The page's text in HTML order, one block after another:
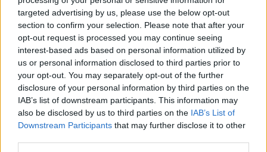
targeted advertising by us, please use the below opt-out
section to confirm your selection. Please note that after your
opt-out request is processed you may continue seeing
interest-based ads based on personal information utilized by
us or personal information disclosed to third parties prior to
your opt-out. You may separately opt-out of the further
disclosure of your personal information by third parties on the
IAB’s list of downstream participants. This information may
also be disclosed by us to third parties on the IAB’s List of
Downstream Participants that may further disclose it to other
18η συνεχόμενη χρονιά για τον ΟΤΕ στη διεθνή σειρά δεικτών
FTSE4Good
Alpha Bank: Για πρώτη φορά το Αρχαίο Θέατρο Επιδαύρου άνοιξε τις